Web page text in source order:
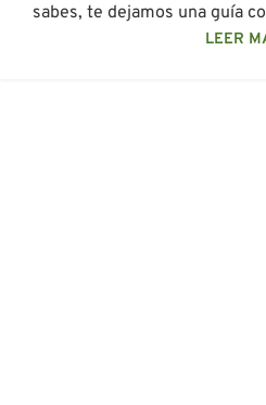
sabes, te dejamos una guía
LEER